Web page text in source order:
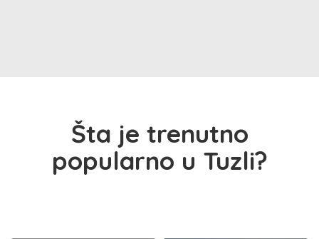
Šta je trenutno
popularno u Tuzli?